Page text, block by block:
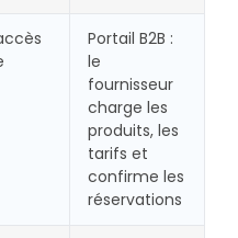
Portail B2B :
le
fournisseur
charge les
produits, les
tarifs et
confirme les
réservations